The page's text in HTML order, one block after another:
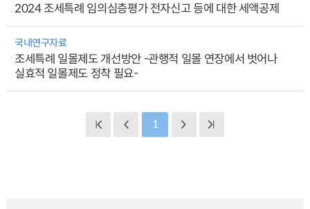
2024 조세특례 임의심층평가 전자신고 등에 대한 세액공제
국내연구자료
조세특례 일몰제도 개선방안 -관행적 일몰 연장에서 벗어나
실효적 일몰제도 정착 필요-
1